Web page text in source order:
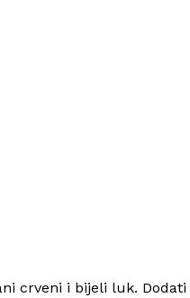
crveni i bijeli luk. Dodati